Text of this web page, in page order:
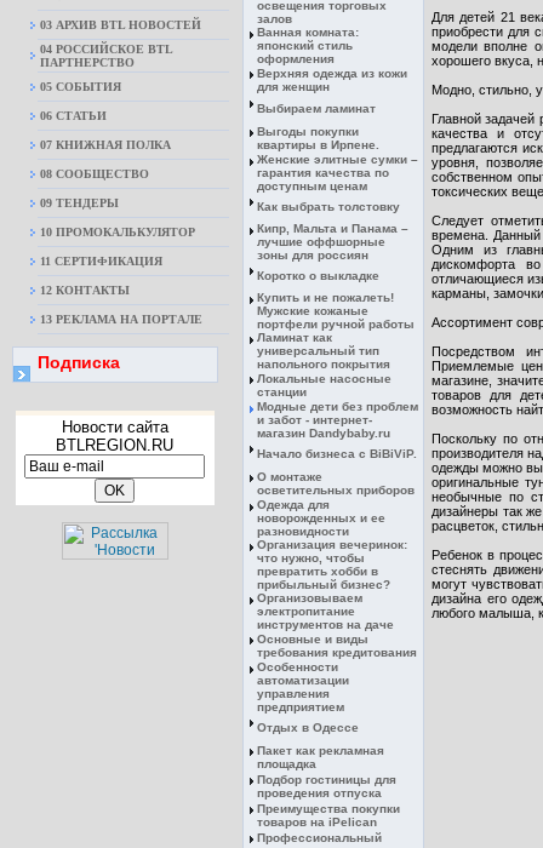
03 АРХИВ BTL НОВОСТЕЙ
04 РОССИЙСКОЕ BTL
ПАРТНЕРСТВО
05 СОБЫТИЯ
06 СТАТЬИ
07 КНИЖНАЯ ПОЛКА
08 CООБЩЕСТВО
09 ТЕНДЕРЫ
10 ПРОМОКАЛЬКУЛЯТОР
11 СЕРТИФИКАЦИЯ
12 КОНТАКТЫ
13 РЕКЛАМА НА ПОРТАЛЕ
Подписка
Новости сайта
BTLREGION.RU
освещения торговых
залов
Ванная комната:
японский стиль
оформления
Верхняя одежда из кожи
для женщин
Выбираем ламинат
Выгоды покупки
квартиры в Ирпене.
Женские элитные сумки –
гарантия качества по
доступным ценам
Как выбрать толстовку
Кипр, Мальта и Панама –
лучшие оффшорные
зоны для россиян
Коротко о выкладке
Купить и не пожалеть!
Мужские кожаные
портфели ручной работы
Ламинат как
универсальный тип
напольного покрытия
Локальные насосные
станции
Модные дети без проблем
и забот - интернет-
магазин Dandybaby.ru
Начало бизнеса с BiBiViP.
О монтаже
осветительных приборов
Одежда для
новорожденных и ее
разновидности
Организация вечеринок:
что нужно, чтобы
превратить хобби в
прибыльный бизнес?
Организовываем
электропитание
инструментов на даче
Основные и виды
требования кредитования
Особенности
автоматизации
управления
предприятием
Отдых в Одессе
Пакет как рекламная
площадка
Подбор гостиницы для
проведения отпуска
Преимущества покупки
товаров на iPelican
Профессиональный
Для детей 21
приобрести для
модели вполне
хорошего вкуса,
Модно, стильно,
Главной задачей
качества и
предлагаются
уровня,
собственном
токсических
Следует
времена. Данный
Одним из
дискомфорта
отличающиеся
карманы,
Ассортимент
Посредством
Приемлемые
магазине,
товаров для
возможность
Поскольку по
производителя
одежды можно
оригинальные
необычные по
дизайнеры так
расцветок,
Ребенок в
стеснять
могут
дизайна его
любого малыша,